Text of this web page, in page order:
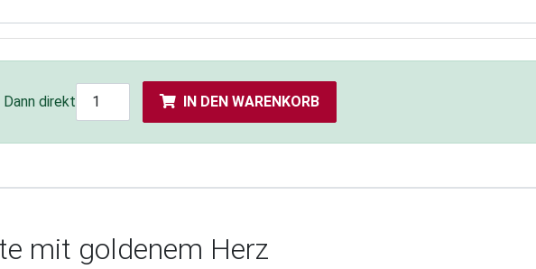
Dann direkt IN DEN WARENKORB
mit goldenem Herz